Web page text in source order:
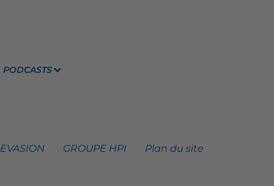
PODCASTS
GROUPE HPI Plan du site